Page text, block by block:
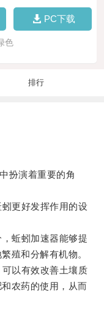
PC下载
色
排行
扮演着重要的角
更好发挥作用的设
蚯蚓加速器能够提
殖和分解有机物。
以有效改善土壤质
农药的使用，从而